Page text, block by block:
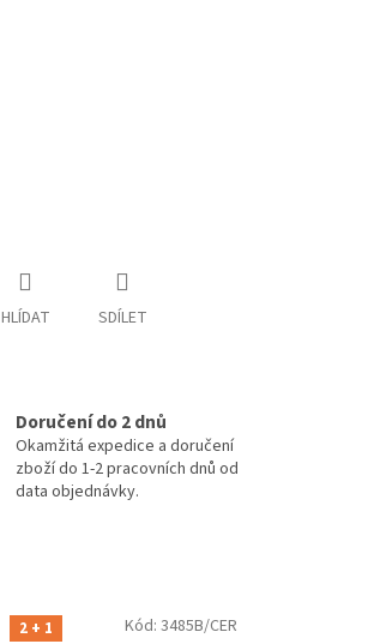
HLÍDAT SDÍLET
Doručení do 2 dnů
Okamžitá expedice a doručení
zboží do 1-2 pracovních dnů od
data objednávky.
2 + 1 Kód: 3485B/CER